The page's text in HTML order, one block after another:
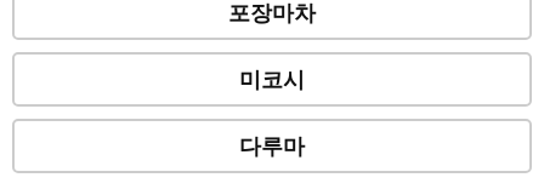
포장마차
미코시
다루마